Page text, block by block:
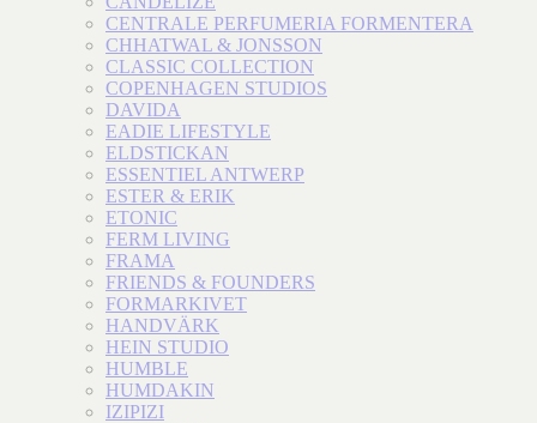
CENTRALE PERFUMERIA FORMENTERA
CHHATWAL & JONSSON
CLASSIC COLLECTION
COPENHAGEN STUDIOS
DAVIDA
EADIE LIFESTYLE
ELDSTICKAN
ESSENTIEL ANTWERP
ESTER & ERIK
ETONIC
FERM LIVING
FRAMA
FRIENDS & FOUNDERS
FORMARKIVET
HANDVÄRK
HEIN STUDIO
HUMBLE
HUMDAKIN
IZIPIZI